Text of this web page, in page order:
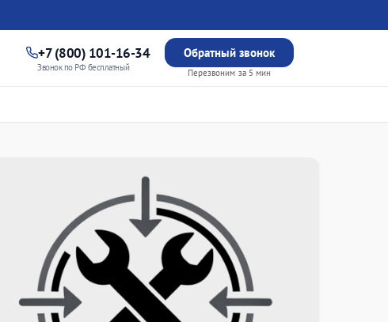
+7 (800) 101-16-34
Звонок по РФ бесплатный
Обратный звонок
Перезвоним за 5 мин